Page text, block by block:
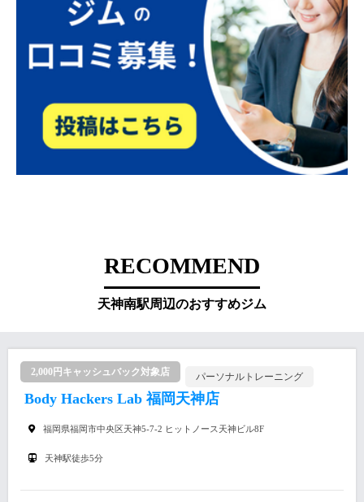
RECOMMEND
天神南駅周辺のおすすめジム
2,000円キャッシュバック対象店 パーソナルトレーニング
Body Hackers Lab 福岡天神店
福岡県福岡市中央区天神5-7-2 ヒットノース天神ビル8F
天神駅徒歩5分